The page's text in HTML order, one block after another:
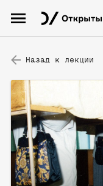
Назад к лекции